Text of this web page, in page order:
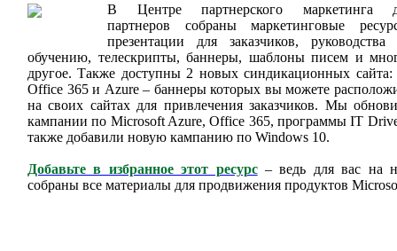
В Центре партнерского маркетинга
партнеров собраны маркетинговые
презентации для заказчиков, руководства
обучению, телескрипты, баннеры, шаблоны писем и
другое. Также доступны 2 новых синдикационных сайта:
Office 365 и Azure – баннеры которых вы можете
на своих сайтах для привлечения заказчиков. Мы
кампании по Microsoft Azure, Office 365, программы IT
также добавили новую кампанию по Windows 10.
Добавьте в избранное этот ресурс– ведь для вас на
собраны все материалы для продвижения продуктов